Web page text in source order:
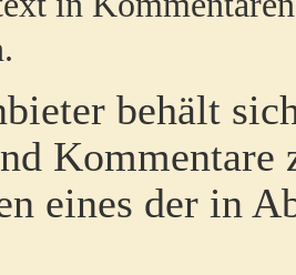
behält
Kommentare
eines der in